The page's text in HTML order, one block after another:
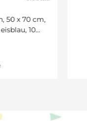
Big Winner Farbstift,
hellbeige, 12 Stück